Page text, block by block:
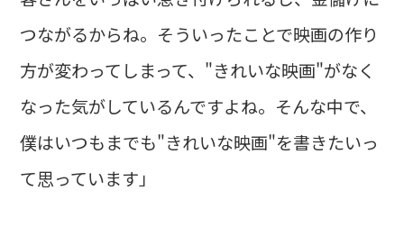
つながるからね。そういったことで映画の作り
方が変わってしまって、"きれいな映画"がなく
なった気がしているんですよね。そんな中で、
僕はいつもまでも"きれいな映画"を書きたいっ
て思っています」